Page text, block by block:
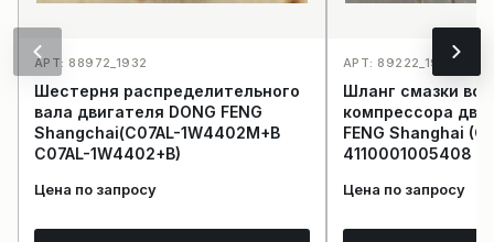
АРТ: 88972_1932
Шестерня распределительного
вала двигателя DONG FENG
Shangchai(C07AL-1W4402M+B
C07AL-1W4402+B)
Цена по запросу
АРТ: 89222_1924
Шланг смазки
компрессора
FENG Shanghai
4110001005408
Цена по запросу